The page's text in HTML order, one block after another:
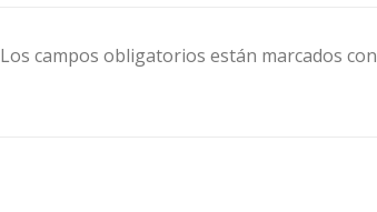
Los campos obligatorios están marcados con